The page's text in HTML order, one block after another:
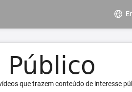
que trazem conteúdo de interesse